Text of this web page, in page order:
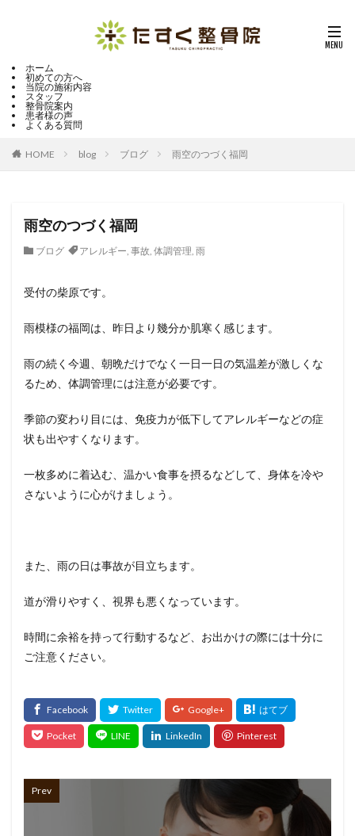
ホーム
初めての方へ
当院の施術内容
スタッフ
整骨院案内
患者様の声
よくある質問
HOME blog ブログ 雨空のつづく福岡
雨空のつづく福岡
ブログ アレルギー, 事故, 体調管理, 雨
受付の柴原です。
雨模様の福岡は、昨日より幾分か肌寒く感じます。
雨の続く今週、朝晩だけでなく一日一日の気温差が激しくな
るため、体調管理には注意が必要です。
季節の変わり目には、免疫力が低下してアレルギーなどの症
状も出やすくなります。
一枚多めに着込む、温かい食事を摂るなどして、身体を冷や
さないように心がけましょう。
また、雨の日は事故が目立ちます。
道が滑りやすく、視界も悪くなっています。
時間に余裕を持って行動するなど、お出かけの際には十分に
ご注意ください。
Prev